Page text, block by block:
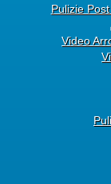
Pulizie
Video